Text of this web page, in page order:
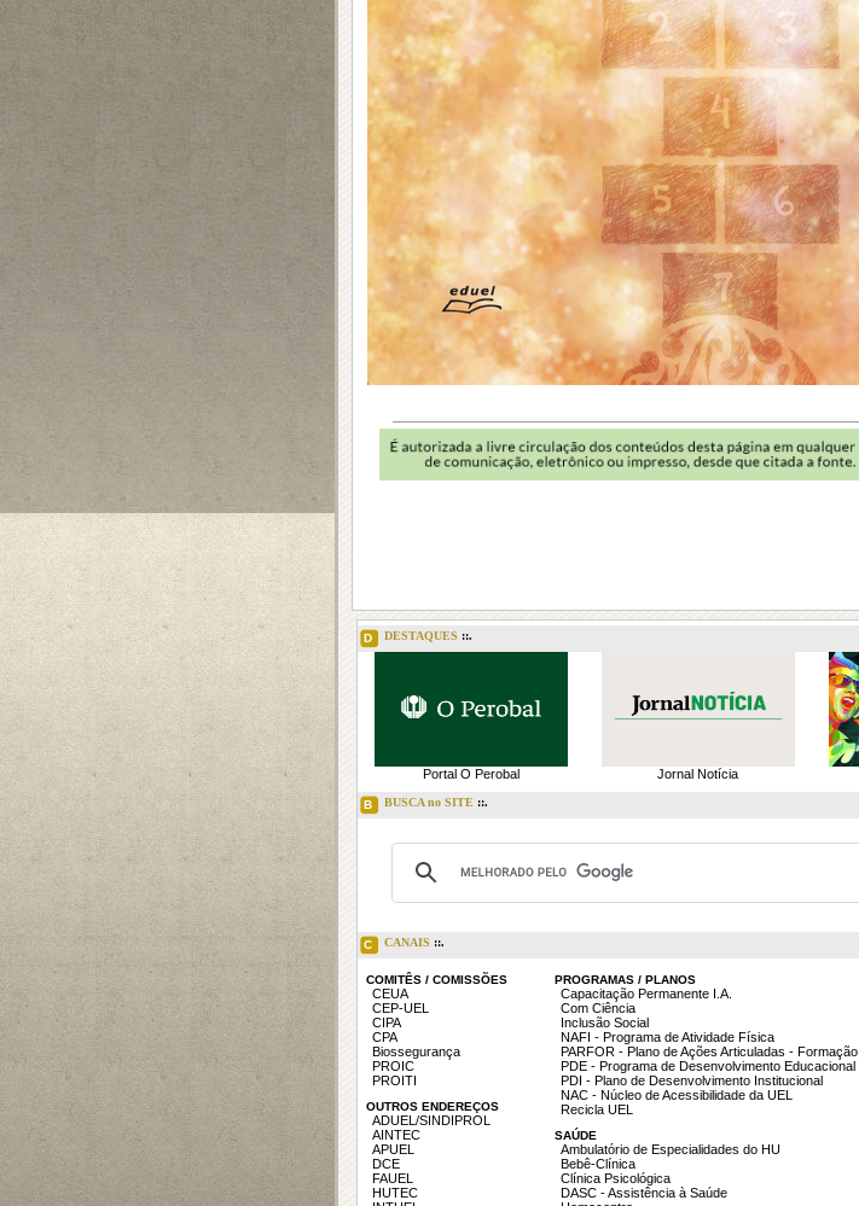
D DESTAQUES ::.
Portal O Perobal Jornal Notícia
B BUSCA no SITE ::.
C CANAIS ::.
COMITÊS / COMISSÕES
CEUA
CEP-UEL
CIPA
CPA
Biossegurança
PROIC
PROITI
OUTROS ENDEREÇOS
ADUEL/SINDIPROL
AINTEC
APUEL
DCE
FAUEL
HUTEC
PROGRAMAS / PLANOS
Capacitação Permanente I.A.
Com Ciência
Inclusão Social
NAFI - Programa de Atividade Física
PARFOR - Plano de Ações Articuladas - Formação
PDE - Programa de Desenvolvimento Educacional
PDI - Plano de Desenvolvimento Institucional
NAC - Núcleo de Acessibilidade da UEL
Recicla UEL
SAÚDE
Ambulatório de Especialidades do HU
Bebê-Clínica
Clínica Psicológica
DASC - Assistência à Saúde